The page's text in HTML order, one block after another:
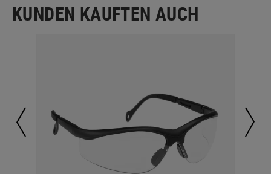
KUNDEN KAUFTEN AUCH